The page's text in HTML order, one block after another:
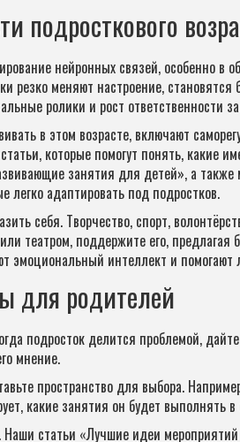
подросткового
нейронных связей, особенно в
резко меняют настроение,
ролики и рост ответственности
в этом возрасте, включают
которые помогут понять, какие
занятия для детей», а также
легко адаптировать под подростков.
себя. Творчество, спорт,
театром, поддержите его,
эмоциональный интеллект и
для родителей
подросток делится проблемой,
мнение.
пространство для выбора.
какие занятия он будет выполнять
статьи «Лучшие идеи